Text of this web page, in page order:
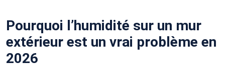
Pourquoi l’humidité sur un mur
extérieur est un vrai problème en
2026